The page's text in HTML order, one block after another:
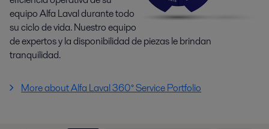
equipo Alfa Laval durante todo
su ciclo de vida. Nuestro equipo
de expertos y la disponibilidad de piezas le brindan
tranquilidad.
More about Alfa Laval 360° Service Portfolio